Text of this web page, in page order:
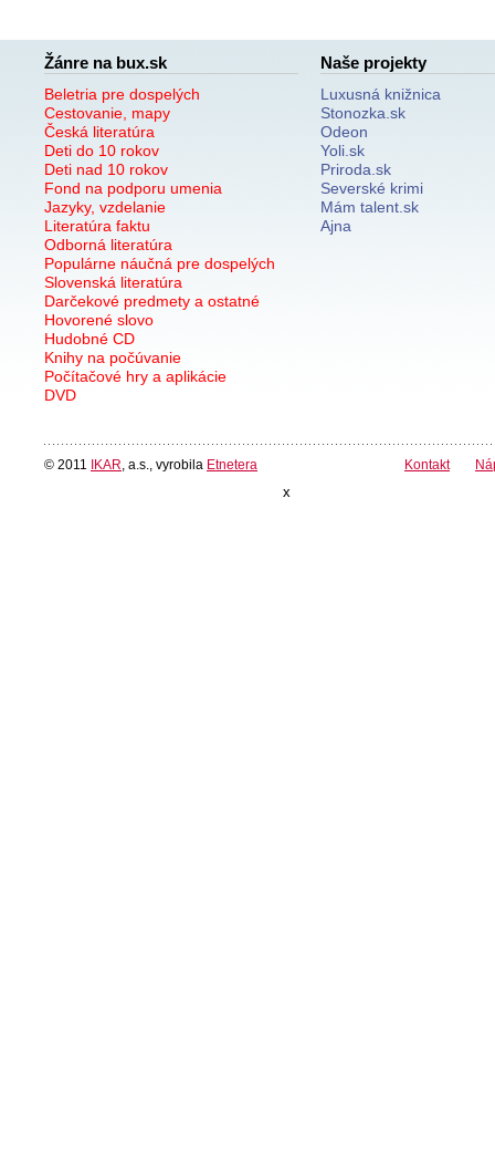
Žánre na bux.sk
Beletria pre dospelých
Cestovanie, mapy
Česká literatúra
Deti do 10 rokov
Deti nad 10 rokov
Fond na podporu umenia
Jazyky, vzdelanie
Literatúra faktu
Odborná literatúra
Populárne náučná pre dospelých
Slovenská literatúra
Darčekové predmety a ostatné
Hovorené slovo
Hudobné CD
Knihy na počúvanie
Počítačové hry a aplikácie
DVD
Naše projekty
Luxusná knižnica
Stonozka.sk
Odeon
Yoli.sk
Priroda.sk
Severské krimi
Mám talent.sk
Ajna
© 2011 IKAR , a.s., vyrobila Etnetera Kontakt
x